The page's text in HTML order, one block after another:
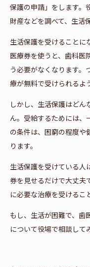
保護の申請」をします。
財産などを調べて、生活
生活保護を受けることに
医療券を使うと、歯科医
う必要がなくなります。
療が無料で受けられるよ
しかし、生活保護はど
ん。受給するためには、
の条件は、困窮の程度や
ります。
生活保護を受けている人
券を見せるだけで大丈夫
に必要な治療を受けるこ
もし、生活が困難で、歯
について役場で相談して